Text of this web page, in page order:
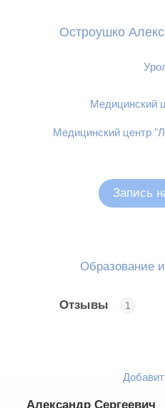
Остроушко
Медицинский
Медицинский центр
Запись
Образование
Отзывы 1
Александр Сергеевич